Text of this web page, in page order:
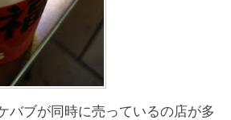
バブが同時に売っているの店が多